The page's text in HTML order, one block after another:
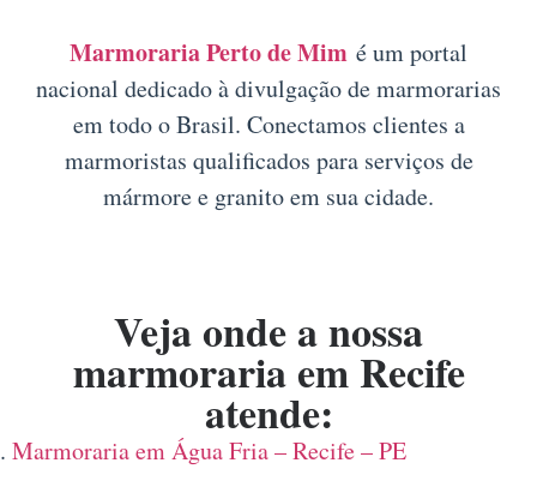
Marmoraria Perto de Mim é um portal
nacional dedicado à divulgação de marmorarias
em todo o Brasil. Conectamos clientes a
marmoristas qualificados para serviços de
mármore e granito em sua cidade.
Veja onde a nossa
marmoraria em Recife
atende:
Marmoraria em Água Fria – Recife – PE